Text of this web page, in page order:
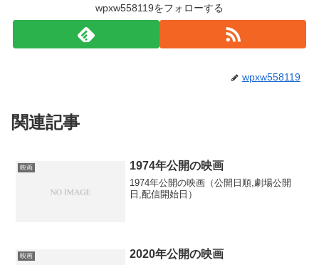
wpxw558119をフォローする
wpxw558119
関連記事
映画 1974年公開の映画
1974年公開の映画（公開日順,劇場公開
日,配信開始日）
映画 2020年公開の映画